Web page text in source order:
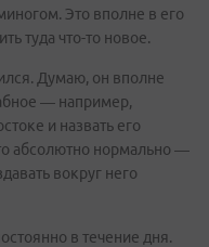
Это вполне в его
туда что-то новое.
Думаю, он вполне
— например,
и назвать его
абсолютно нормально —
вокруг него
в течение дня.